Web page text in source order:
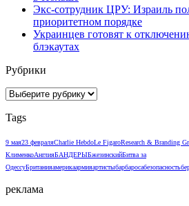
Экс-сотрудник ЦРУ: Израиль
приоритетном порядке
Украинцев готовят к
блэкаутах
Рубрики
Рубрики
Tags
9 мая23 февраляCharlie HebdoLe FigaroResearch & Branding
КлименкоАнглияБАНДЕРЫБжезинскийБитва за
ОдессуБританияамерикаармияартистыбарбаросабезопасность
реклама